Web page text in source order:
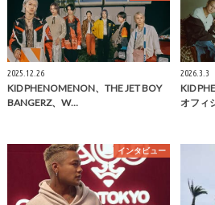
2025.12.26
KID PHENOMENON、THE JET BOY
BANGERZ、W…
2026.3.3
KID
オフィ
インタビュー